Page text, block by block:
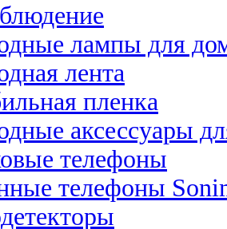
лампы для
лента
пленка
аксессуары
телефоны
телефоны